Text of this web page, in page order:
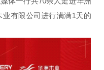
有限公司进行满满1天的